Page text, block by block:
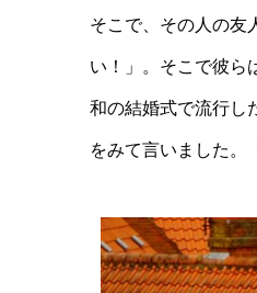
そこで、その人の友
い！」。そこで彼ら
和の結婚式で流行し
をみて言いました。